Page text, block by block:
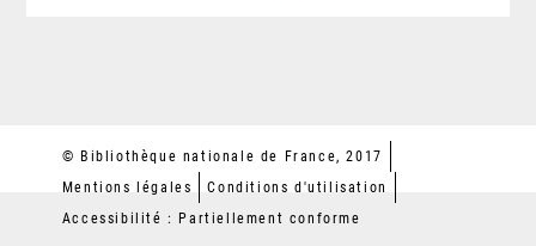
© Bibliothèque nationale de France, 2017
Mentions légales
Conditions d'utilisation
Accessibilité : Partiellement conforme